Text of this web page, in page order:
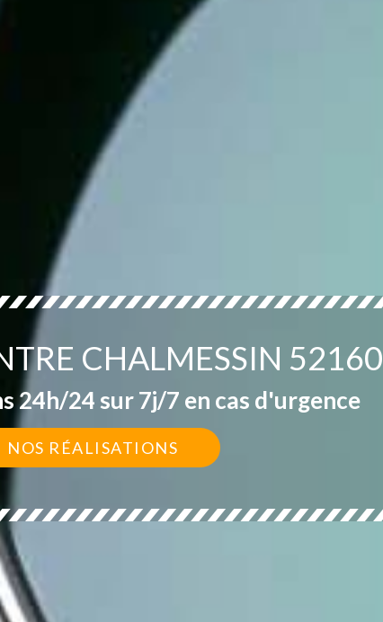
CHALMESSIN 52160
24h/24 sur 7j/7 en cas d'urgence
NOS RÉALISATIONS